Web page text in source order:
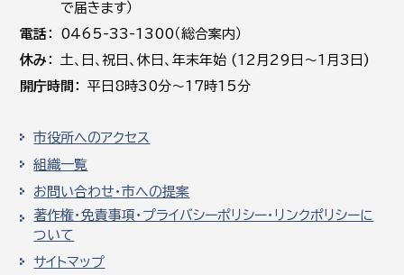
で届きます）
電話
0465-33-1300（総合案内）
休み
土､日､祝日、休日、年末年始 (12月29日～1月3日)
開庁時間
平日8時30分～17時15分
市役所へのアクセス
組織一覧
お問い合わせ・市への提案
著作権・免責事項・プライバシーポリシー・リンクポリシーに
ついて
サイトマップ